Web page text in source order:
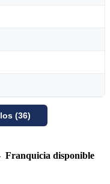
(36)
Franquicia disponible